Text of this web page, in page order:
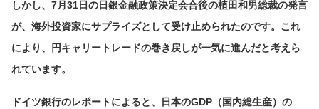
しかし、7月31日の日銀金融政策決定会合後の植田和男総裁の発言
が、海外投資家にサプライズとして受け止められたのです。これ
により、円キャリートレードの巻き戻しが一気に進んだと考えら
れています。
ドイツ銀行のレポートによると、日本のGDP（国内総生産）の